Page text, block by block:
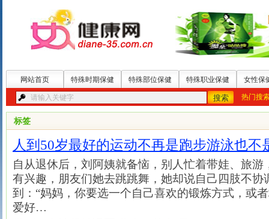
网站首页 特殊时期保健 特殊部位保健 特殊职业保健 女性保
热门搜
标签
人到50岁最好的运动不再是跑步游泳也不
自从退休后，刘阿姨就备恼，别人忙着带娃、旅
有兴趣，朋友们她去跳跳舞，她却说自己四肢不协
到：“妈妈，你要选一个自己喜欢的锻炼方式，或
爱好…